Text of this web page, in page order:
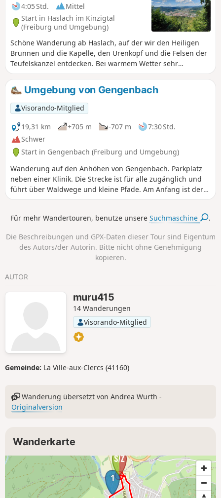
4:05 Std.
Mittel
Start in Haslach im Kinzigtal
(Freiburg und Umgebung)
Schöne Wanderung ab Haslach, auf der wir den Heiligen
Brunnen und die Kapelle, den Urenkopf und die Felsen der
Teufelskanzel entdecken. Bei warmem Wetter sehr
angenehm, da größtenteils im Schatten, aber mit sehr
schönen Ausblicken.
Umgebung von Gengenbach
Visorando-Mitglied
19,31 km
+705 m -707 m
7:30 Std.
Schwer
Start in Gengenbach (Freiburg und Umgebung)
Wanderung auf den Anhöhen von Gengenbach. Parkplatz
neben einer Klinik. Die Strecke ist für alle zugänglich und
führt über Waldwege und kleine Pfade. Am Anfang ist der
Aufstieg lang, aber leicht, danach gelangt man auf kleine
auf die Stadt Gengenbach.
Für mehr Wandertouren, benutze unsereSuchmaschine .
Die Beschreibungen und GPX-Daten dieser Tour sind Eigentum
des Autors/der Autorin. Bitte nicht ohne Genehmigung
kopieren.
AUTOR
muru415
14 Wanderungen
Visorando-Mitglied
Gemeinde: La Ville-aux-Clercs (41160)
Wanderung übersetzt von Andrea Wurth -
Originalversion
Wanderkarte
1